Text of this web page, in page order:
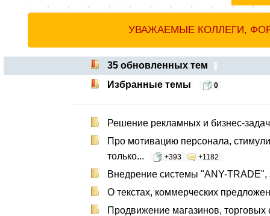
УВАЖАЕМЫЕ КОЛЛЕГИ,
35 обновленных тем
Избранные темы
0
Решение рекламных и бизнес-задач
Про мотивацию персонала,
только...
+393 +1182
Внедрение системы "ANY-TRADE",
О текстах, коммерческих
Продвижение магазинов,